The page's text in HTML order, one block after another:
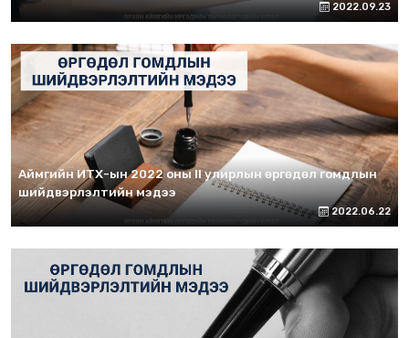
2022.09.23
Аймгийн ИТХ-ын 2022 оны II улирлын өргөдөл гомдлын
шийдвэрлэлтийн мэдээ
2022.06.22